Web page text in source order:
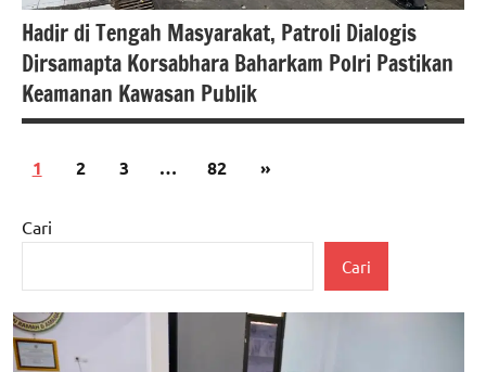
Hadir di Tengah Masyarakat, Patroli Dialogis
Dirsamapta Korsabhara Baharkam Polri Pastikan
Keamanan Kawasan Publik
#Berita
berita
Hukum
dan
Kriminal
Paginasi
1 2 3 … 82
Next
»
Cari
Cari